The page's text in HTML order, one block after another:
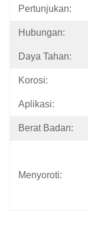
Pertunjukan:
Hubungan:
Daya Tahan:
Korosi:
Aplikasi:
Berat Badan:
Menyoroti: